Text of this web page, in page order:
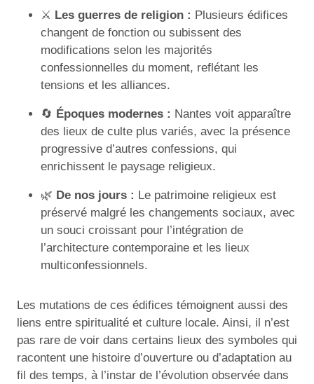
⚔️ Les guerres de religion : Plusieurs édifices
changent de fonction ou subissent des
modifications selon les majorités
confessionnelles du moment, reflétant les
tensions et les alliances.
🔄 Époques modernes : Nantes voit apparaître
des lieux de culte plus variés, avec la présence
progressive d’autres confessions, qui
enrichissent le paysage religieux.
🌿 De nos jours : Le patrimoine religieux est
préservé malgré les changements sociaux, avec
un souci croissant pour l’intégration de
l’architecture contemporaine et les lieux
multiconfessionnels.
Les mutations de ces édifices témoignent aussi des
liens entre spiritualité et culture locale. Ainsi, il n’est
pas rare de voir dans certains lieux des symboles qui
racontent une histoire d’ouverture ou d’adaptation au
fil des temps, à l’instar de l’évolution observée dans